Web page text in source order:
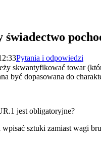
Pytania i odpowiedzi
skwantyfikować towar
być dopasowana do
jest obligatoryjne?
sztuki zamiast wagi